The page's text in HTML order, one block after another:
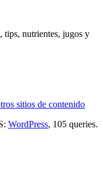
tips, nutrientes, jugos y
sitios de contenido
WordPress, 105 queries.